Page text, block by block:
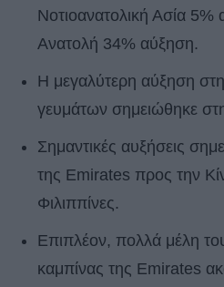
Νοτιοανατολική Ασία
Ανατολή 34% αύξηση.
Η μεγαλύτερη αύξηση
γευμάτων σημειώθηκε
Σημαντικές αυξήσεις
της Emirates προς την
Φιλιππίνες.
Επιπλέον, πολλά μέλη
καμπίνας της Emirates